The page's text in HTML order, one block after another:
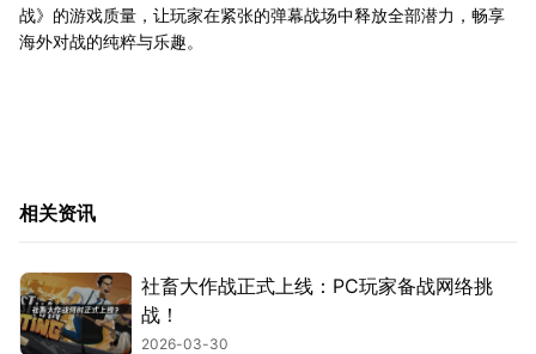
战》的游戏质量，让玩家在紧张的弹幕战场中释放全部潜力，畅享
海外对战的纯粹与乐趣。
相关资讯
社畜大作战正式上线：PC玩家备战网络挑
战！
2026-03-30